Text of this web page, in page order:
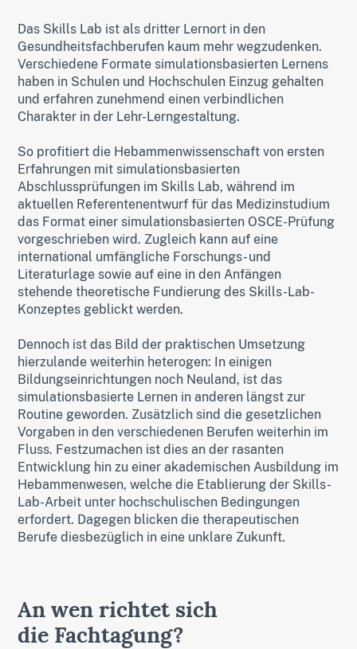
Das Skills Lab ist als dritter Lernort in den
Gesundheitsfachberufen kaum mehr wegzudenken.
Verschiedene Formate simulationsbasierten Lernens
haben in Schulen und Hochschulen Einzug gehalten
und erfahren zunehmend einen verbindlichen
Charakter in der Lehr-Lerngestaltung.
So profitiert die Hebammenwissenschaft von ersten
Erfahrungen mit simulationsbasierten
Abschlussprüfungen im Skills Lab, während im
aktuellen Referentenentwurf für das Medizinstudium
das Format einer simulationsbasierten OSCE-Prüfung
vorgeschrieben wird. Zugleich kann auf eine
international umfängliche Forschungs- und
Literaturlage sowie auf eine in den Anfängen
stehende theoretische Fundierung des Skills-Lab-
Konzeptes geblickt werden.
Dennoch ist das Bild der praktischen Umsetzung
hierzulande weiterhin heterogen: In einigen
Bildungseinrichtungen noch Neuland, ist das
simulationsbasierte Lernen in anderen längst zur
Routine geworden. Zusätzlich sind die gesetzlichen
Vorgaben in den verschiedenen Berufen weiterhin im
Fluss. Festzumachen ist dies an der rasanten
Entwicklung hin zu einer akademischen Ausbildung im
Hebammenwesen, welche die Etablierung der Skills-
Lab-Arbeit unter hochschulischen Bedingungen
erfordert. Dagegen blicken die therapeutischen
Berufe diesbezüglich in eine unklare Zukunft.
An wen richtet sich
die Fachtagung?